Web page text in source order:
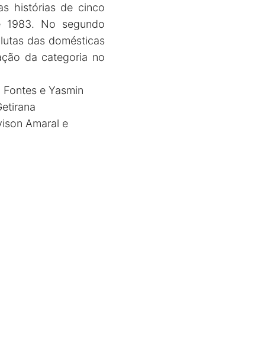
histórias de cinco
1983. No segundo
das domésticas
da categoria no
e Yasmin
Amaral e